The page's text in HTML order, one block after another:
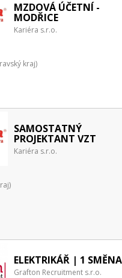
MZDOVÁ ÚČETNÍ -
MODŘICE
Kariéra s.r.o.
kraj)
SAMOSTATNÝ
PROJEKTANT VZT
Kariéra s.r.o.
ELEKTRIKÁŘ | 1 SMĚNA
Grafton Recruitment s.r.o.